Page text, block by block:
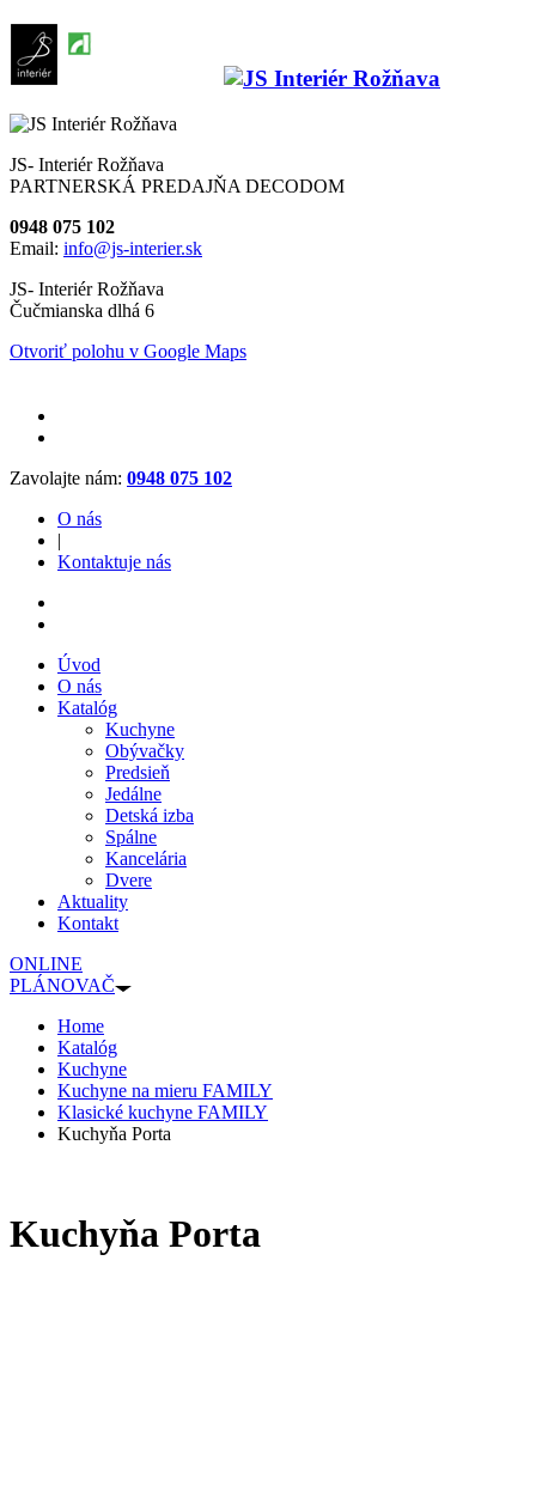
JS- Interiér Rožňava
PARTNERSKÁ PREDAJŇA DECODOM
0948 075 102
Email: info@js-interier.sk
JS- Interiér Rožňava
Čučmianska dlhá 6
Otvoriť polohu v Google Maps
Zavolajte nám: 0948 075 102
O nás
|
Kontaktuje nás
Úvod
O nás
Katalóg
Kuchyne
Obývačky
Predsieň
Jedálne
Detská izba
Spálne
Kancelária
Dvere
Aktuality
Kontakt
ONLINE
PLÁNOVAČ
Home
Katalóg
Kuchyne
Kuchyne na mieru FAMILY
Klasické kuchyne FAMILY
Kuchyňa Porta
Kuchyňa Porta